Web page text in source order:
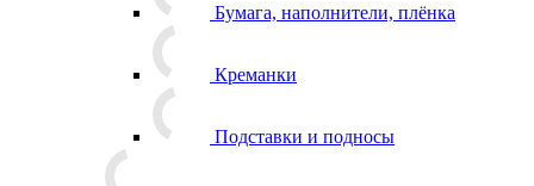
Бумага, наполнители, плёнка
Креманки
Подставки и подносы